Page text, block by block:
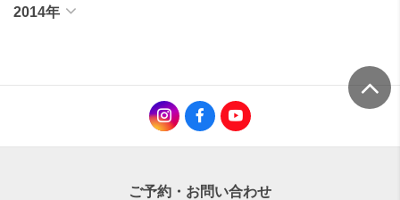
2014年
ご予約・お問い合わせ